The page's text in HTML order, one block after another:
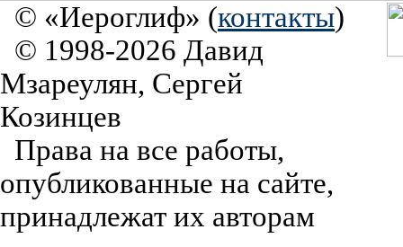
© «Иероглиф» (контакты)
© 1998-2026 Давид
Мзареулян, Сергей
Козинцев
Права на все работы,
опубликованные на сайте,
принадлежат их авторам